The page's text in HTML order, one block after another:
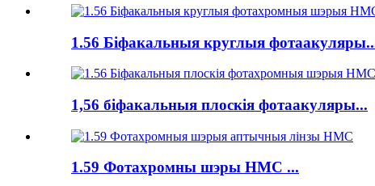
1.56 Біфакальныя круглыя
1,56 біфакальныя плоскія фотаакуляры...
1.59 Фотахромны шэры HMC ...